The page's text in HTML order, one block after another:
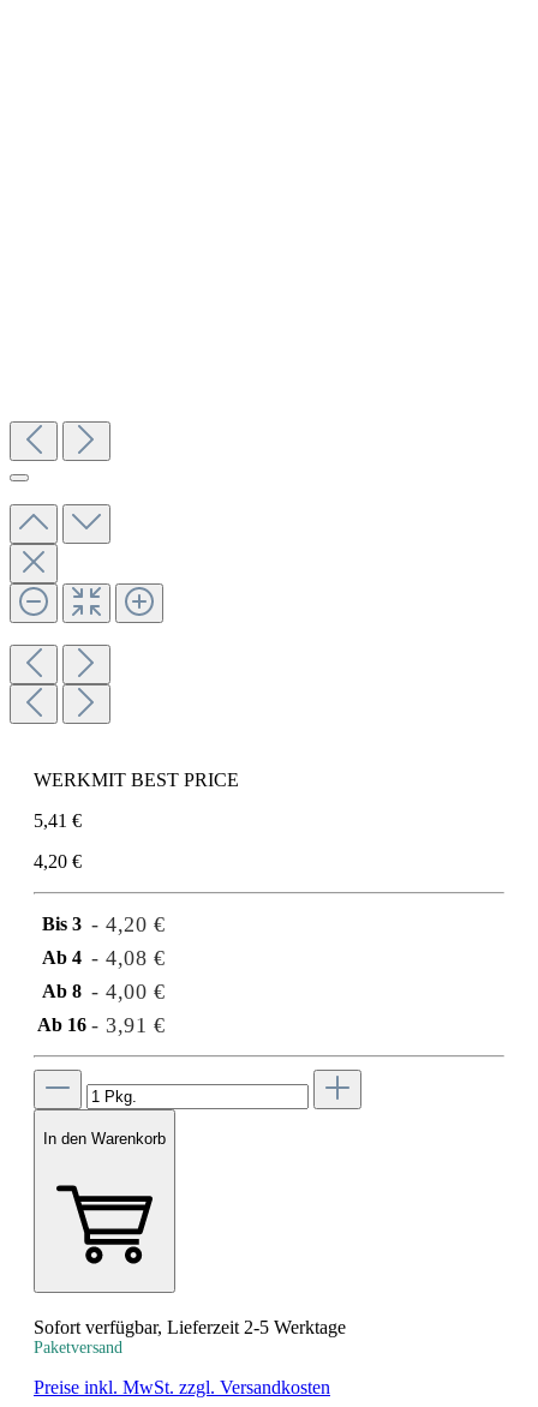
WERKMIT BEST PRICE
5,41 €
4,20 €
Bis 3 - 4,20 €
Ab 4 - 4,08 €
Ab 8 - 4,00 €
Ab 16 - 3,91 €
In den Warenkorb
Sofort verfügbar, Lieferzeit 2-5 Werktage
Paketversand
Preise inkl. MwSt. zzgl. Versandkosten